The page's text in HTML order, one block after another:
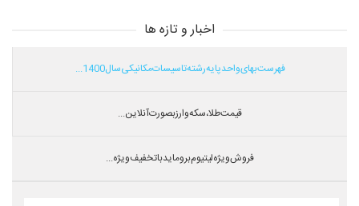
اخبار و تازه ها
فهرست بهای واحد پایه رشته تاسیسات مکانیکی سال 1400...
قیمت طلا،سکه و ارز بصورت آنلاین...
فروش ویژه لیتیوم بروماید با تخفیف ویژه...